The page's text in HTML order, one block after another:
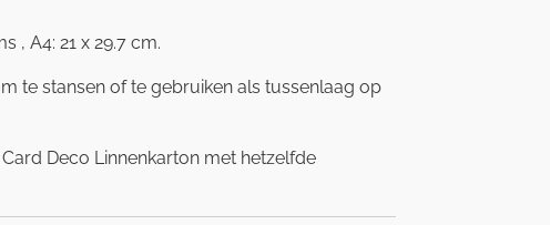
, A4: 21 x 29.7 cm.
te stansen of te gebruiken als tussenlaag op
Deco Linnenkarton met hetzelfde